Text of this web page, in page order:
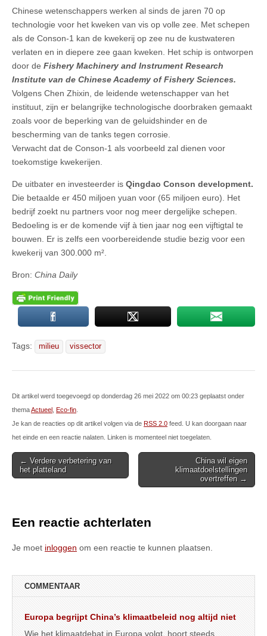
Chinese wetenschappers werken al sinds de jaren 70 op
technologie voor het kweken van vis op volle zee. Met schepen
als de Conson-1 kan de kwekerij op zee nu de kustwateren
verlaten en in diepere zee gaan kweken. Het schip is ontworpen
door de Fishery Machinery and Instrument Research
Institute van de Chinese Academy of Fishery Sciences.
Volgens Chen Zhixin, de leidende wetenschapper van het
instituut, zijn er belangrijke technologische doorbraken gemaakt
zoals voor de beperking van de geluidshinder en de
bescherming van de tanks tegen corrosie.
Verwacht dat de Conson-1 als voorbeeld zal dienen voor
toekomstige kwekerijen.
De uitbater en investeerder is Qingdao Conson development.
Die betaalde er 450 miljoen yuan voor (65 miljoen euro). Het
bedrijf zoekt nu partners voor nog meer dergelijke schepen.
Bedoeling is er de komende vijf à tien jaar nog een vijftigtal te
bouwen. Er is zelfs een voorbereidende studie bezig voor een
kwekerij van 300.000 m².
Bron: China Daily
Tags: milieu vissector
Dit artikel werd toegevoegd op donderdag 26 mei 2022 om 00:23 geplaatst onder
themaActueel Eco-fin
Je kan de reacties op dit artikel volgen via de RSS 2.0 feed. U kan doorgaan naar
het einde en een reactie nalaten. Linken is momenteel niet toegelaten.
Post
navigation
← Verdere verbetering van
het platteland
China wil eigen
klimaatdoelstellingen
overtreffen →
Een reactie achterlaten
Je moet inloggen om een reactie te kunnen plaatsen.
COMMENTAAR
Europa begrijpt China’s klimaatbeleid nog altijd niet
Wie het klimaatdebat in Europa volgt, hoort steeds